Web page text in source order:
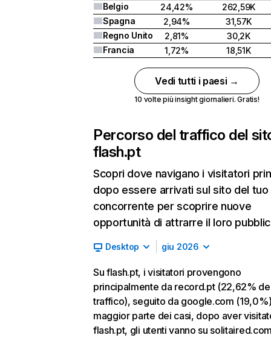
Belgio
24,42%
262,59K
Spagna
2,94%
31,57K
Regno Unito
2,81%
30,2K
Francia
1,72% 18,51K
Vedi tutti i paesi →
10 volte più insight giornalieri. Gratis!
Percorso del traffico del
flash.pt
Scopri dove navigano i visitatori
dopo essere arrivati sul sito del tuo
concorrente per scoprire nuove
opportunità di attrarre il loro
Desktop giu 2026
Su flash.pt, i visitatori provengono
principalmente da record.pt (22,62%
traffico), seguito da google.com
maggior parte dei casi, dopo aver
flash.pt, gli utenti vanno su